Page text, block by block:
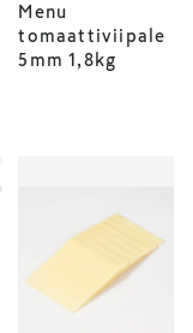
Menu
tomaattiviipale
5mm 1,8kg